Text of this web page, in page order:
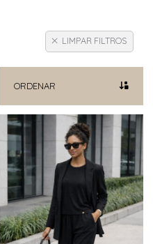
LIMPAR FILTROS
ORDENAR